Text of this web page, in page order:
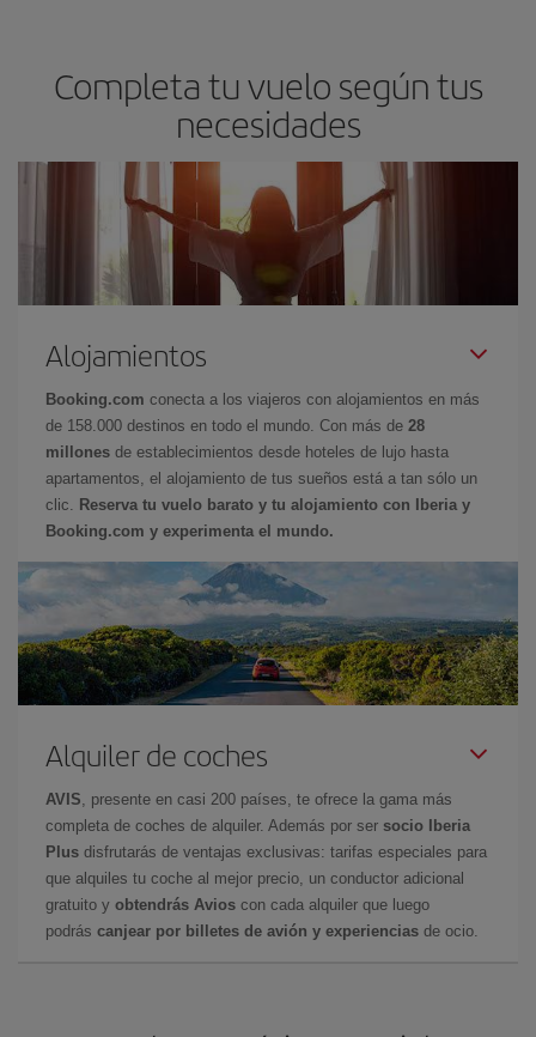
Completa tu vuelo según tus
necesidades
Alojamientos
Booking.com conecta a los viajeros con alojamientos en más
de 158.000 destinos en todo el mundo. Con más de 28
millones de establecimientos desde hoteles de lujo hasta
apartamentos, el alojamiento de tus sueños está a tan sólo un
clic.
Reserva tu vuelo barato y tu alojamiento con Iberia y
Booking.com y experimenta el mundo.
Alquiler de coches
AVIS , presente en casi 200 países, te ofrece la gama más
completa de coches de alquiler. Además por ser socio Iberia
Plus disfrutarás de ventajas exclusivas: tarifas especiales para
que alquiles tu coche al mejor precio, un conductor adicional
gratuito y obtendrás Avios con cada alquiler que luego
podrás canjear por billetes de avión y experiencias de ocio.